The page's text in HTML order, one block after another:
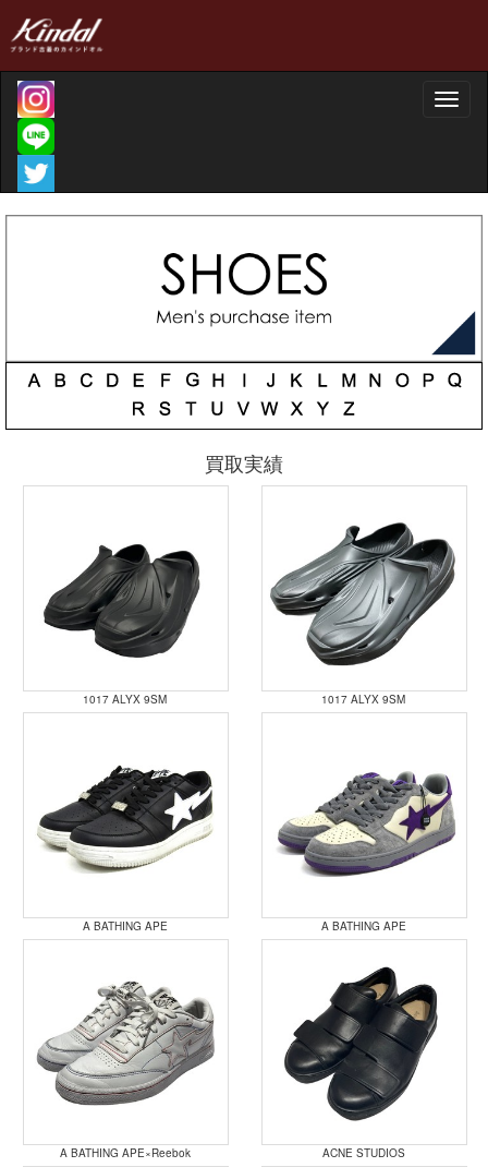
Toggle
買取実績
1017 ALYX 9SM 1017 ALYX 9SM
A BATHING APE A BATHING APE
A BATHING APE×Reebok ACNE STUDIOS